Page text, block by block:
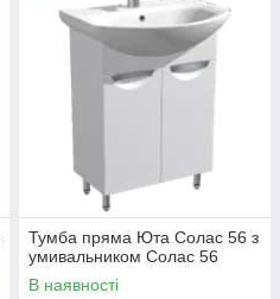
Тумба пряма Юта Солас 56 з
умивальником Солас 56
В наявності